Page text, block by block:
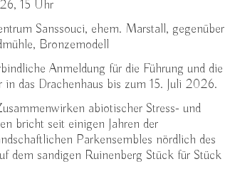
15 Uhr
Sanssouci, ehem. Marstall, gegenüber
Bronzemodell
Anmeldung für die Führung und die
in das Drachenhaus bis zum 15. Juli 2026.
abiotischer Stress- und
bricht seit einigen Jahren der
Parkensembles nördlich des
dem sandigen Ruinenberg Stück für Stück